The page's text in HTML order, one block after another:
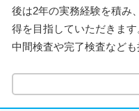
後は2年の実務経験を積み
得を目指していただきま
中間検査や完了検査なども